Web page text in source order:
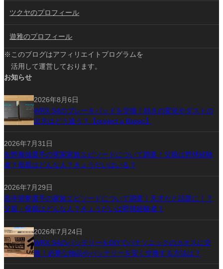
ツクヤのプロフィール
遊雅のプロフィール
※このブログはアフィリエイトプログラムを
活用して運営しております。
お知らせ
2026年8月6日
WRX S4のブレーキパッドを交換！効きの変化やダストの
出方はどう違う？【project μ Bspec】
2026年7月31日
矢野雅哉選手の実家家族エピソードについて調査！父親は野球経験
者？母親はどんな人？きょうだいはいる？
2026年7月29日
髙寺望夢選手の家族エピソードについて調査！天才だと話題に！？
父親・母親はどんな人？きょうだいは野球経験者？
2026年7月24日
WRX S4のバッテリーをDIYでパナソニックのカオスに交
換！必要な物品やバッテリーを安く交換する方法は？